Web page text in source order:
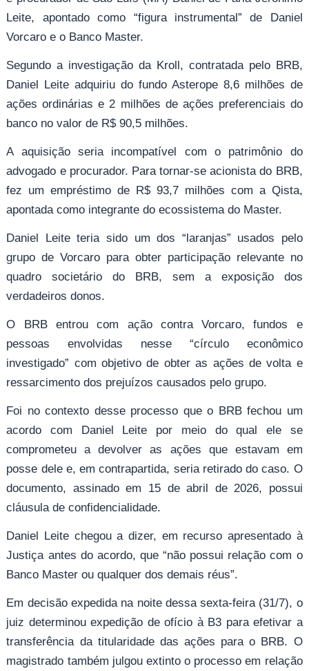
Leite, apontado como “figura instrumental” de Daniel
Vorcaro e o Banco Master.
Segundo a investigação da Kroll, contratada pelo BRB,
Daniel Leite adquiriu do fundo Asterope 8,6 milhões de
ações ordinárias e 2 milhões de ações preferenciais do
banco no valor de R$ 90,5 milhões.
A aquisição seria incompatível com o patrimônio do
advogado e procurador. Para tornar-se acionista do BRB,
fez um empréstimo de R$ 93,7 milhões com a Qista,
apontada como integrante do ecossistema do Master.
Daniel Leite teria sido um dos “laranjas” usados pelo
grupo de Vorcaro para obter participação relevante no
quadro societário do BRB, sem a exposição dos
verdadeiros donos.
O BRB entrou com ação contra Vorcaro, fundos e
pessoas envolvidas nesse “círculo econômico
investigado” com objetivo de obter as ações de volta e
ressarcimento dos prejuízos causados pelo grupo.
Foi no contexto desse processo que o BRB fechou um
acordo com Daniel Leite por meio do qual ele se
comprometeu a devolver as ações que estavam em
posse dele e, em contrapartida, seria retirado do caso. O
documento, assinado em 15 de abril de 2026, possui
cláusula de confidencialidade.
Daniel Leite chegou a dizer, em recurso apresentado à
Justiça antes do acordo, que “não possui relação com o
Banco Master ou qualquer dos demais réus”.
Em decisão expedida na noite dessa sexta-feira (31/7), o
juiz determinou expedição de ofício à B3 para efetivar a
transferência da titularidade das ações para o BRB. O
magistrado também julgou extinto o processo em relação